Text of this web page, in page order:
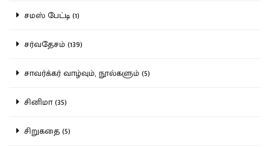
சமஸ் பேட்டி (1)
சர்வதேசம் (139)
சாவர்க்கர் வாழ்வும், நூல்களும் (5)
சினிமா (35)
சிறுகதை (5)